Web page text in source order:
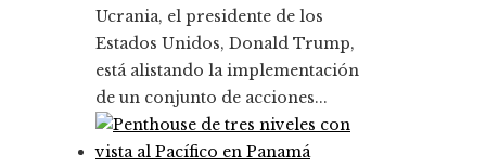
Ucrania, el presidente de los
Estados Unidos, Donald Trump,
está alistando la implementación
de un conjunto de acciones...